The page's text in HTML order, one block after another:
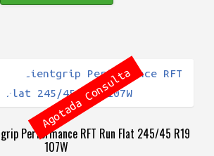
Performance RFT Run Flat 245/45 R19
107W
Agotada Consulta